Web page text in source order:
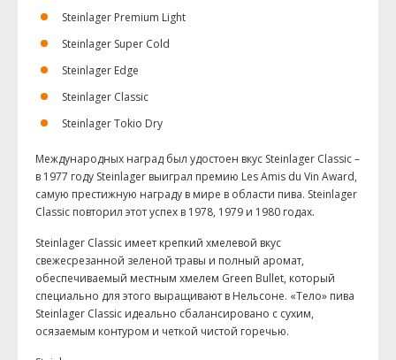
Steinlager Premium Light
Steinlager Super Cold
Steinlager Edge
Steinlager Classic
Steinlager Tokio Dry
Международных наград был удостоен вкус Steinlager Classic –
в 1977 году Steinlager выиграл премию Les Amis du Vin Award,
самую престижную награду в мире в области пива. Steinlager
Classic повторил этот успех в 1978, 1979 и 1980 годах.
Steinlager Classic имеет крепкий хмелевой вкус
свежесрезанной зеленой травы и полный аромат,
обеспечиваемый местным хмелем Green Bullet, который
специально для этого выращивают в Нельсоне. «Тело» пива
Steinlager Classic идеально сбалансировано с сухим,
осязаемым контуром и четкой чистой горечью.